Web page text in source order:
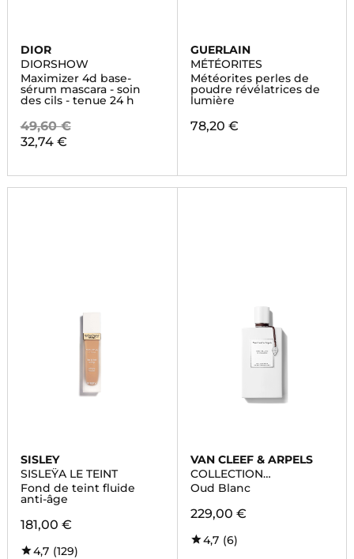
DIOR
DIORSHOW
Maximizer 4d base-
sérum mascara - soin
des cils - tenue 24 h
49,60 €
32,74 €
GUERLAIN
MÉTÉORITES
Météorites perles de
poudre révélatrices de
lumière
78,20 €
SISLEY
SISLEŸA LE TEINT
Fond de teint fluide
anti-âge
181,00 €
4,7 (129)
VAN CLEEF & ARPELS
COLLECTION
EXTRAORDINAIRE
Oud Blanc
229,00 €
4,7 (6)